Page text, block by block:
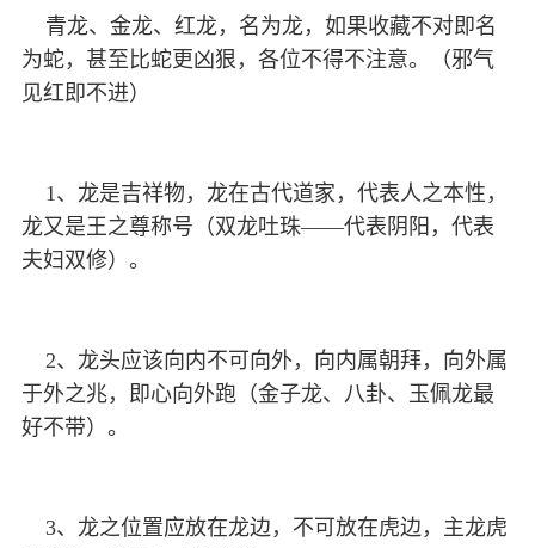
青龙、金龙、红龙，名为龙，如果收藏不对即名
为蛇，甚至比蛇更凶狠，各位不得不注意。（邪气
见红即不进）
1、龙是吉祥物，龙在古代道家，代表人之本性，
龙又是王之尊称号（双龙吐珠——代表阴阳，代表
夫妇双修）。
2、龙头应该向内不可向外，向内属朝拜，向外属
于外之兆，即心向外跑（金子龙、八卦、玉佩龙最
好不带）。
3、龙之位置应放在龙边，不可放在虎边，主龙虎